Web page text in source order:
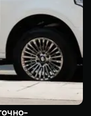
TANK 700